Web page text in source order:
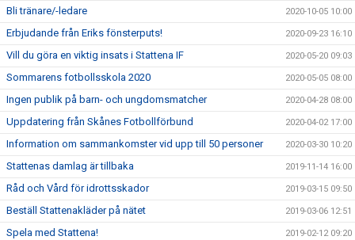
Bli tränare/-ledare 2020-10-05 10:00
Erbjudande från Eriks fönsterputs! 2020-09-23 16:10
Vill du göra en viktig insats i Stattena IF 2020-05-20 09:03
Sommarens fotbollsskola 2020 2020-05-05 08:00
Ingen publik på barn- och ungdomsmatcher 2020-04-28 08:00
Uppdatering från Skånes Fotbollförbund 2020-04-02 17:00
Information om sammankomster vid upp till 50 personer 2020-03-30 10:20
Stattenas damlag är tillbaka 2019-11-14 16:00
Råd och Vård för idrottsskador 2019-03-15 09:50
Beställ Stattenakläder på nätet 2019-03-06 12:51
Spela med Stattena! 2019-02-12 09:20